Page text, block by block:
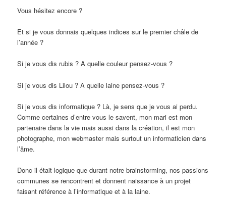
Vous hésitez encore ?
Et si je vous donnais quelques indices sur le premier châle de
l’année ?
Si je vous dis rubis ? A quelle couleur pensez-vous ?
Si je vous dis Lilou ? A quelle laine pensez-vous ?
Si je vous dis informatique ? Là, je sens que je vous ai perdu.
Comme certaines d’entre vous le savent, mon mari est mon
partenaire dans la vie mais aussi dans la création, il est mon
photographe, mon webmaster mais surtout un informaticien dans
l’âme.
Donc il était logique que durant notre brainstorming, nos passions
communes se rencontrent et donnent naissance à un projet
faisant référence à l’informatique et à la laine.